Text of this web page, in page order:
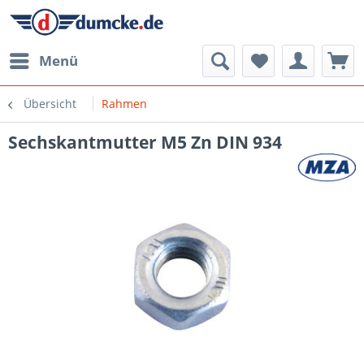
Menü
Übersicht Rahmen
Sechskantmutter M5 Zn DIN 934